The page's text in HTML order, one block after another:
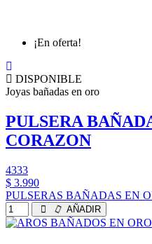
¡En oferta!
DISPONIBLE
Joyas bañadas en oro
PULSERA
CORAZON
4333
$ 3.990
PULSERAS BAÑADAS EN
AÑADIR